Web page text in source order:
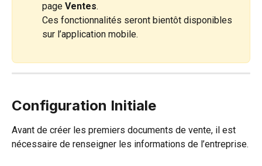
page Ventes.
Ces fonctionnalités seront bientôt disponibles
sur l’application mobile.
Configuration Initiale
Avant de créer les premiers documents de vente, il est
nécessaire de renseigner les informations de l’entreprise.